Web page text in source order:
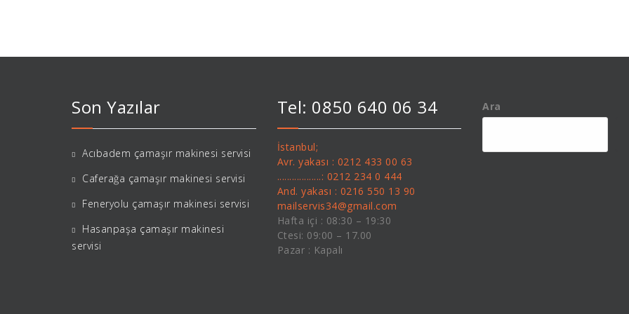
Son Yazılar
Acıbadem çamaşır makinesi servisi
Caferağa çamaşır makinesi servisi
Feneryolu çamaşır makinesi servisi
Hasanpaşa çamaşır makinesi
servisi
Tel: 0850 640 06 34
İstanbul;
Avr. yakası : 0212 433 00 63
..................: 0212 234 0 444
And. yakası : 0216 550 13 90
mailservis34@gmail.com
Hafta içi : 08:30 – 19:30
Ctesi: 09:00 – 17.00
Pazar : Kapalı
Ara